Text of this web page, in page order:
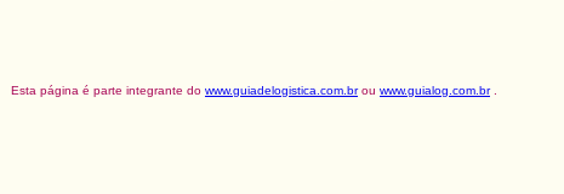
Esta página é parte integrante do www.guiadelogistica.com.brou www.guialog.com.br.